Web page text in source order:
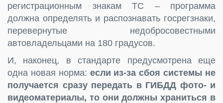
регистрационным знакам ТС – программа
должна определять и распознавать госрегзнаки,
перевернутые недобросовестными
автовладельцами на 180 градусов.
И, наконец, в стандарте предусмотрена еще
одна новая норма: если из-за сбоя системы не
получается сразу передать в ГИБДД фото- и
видеоматериалы, то они должны храниться в